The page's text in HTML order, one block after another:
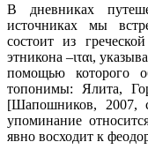
В дневниках
источниках мы
состоит из
этникона –ιται,
помощью которого
топонимы: Ялита,
[Шапошников, 2007,
упоминание
явно восходит к